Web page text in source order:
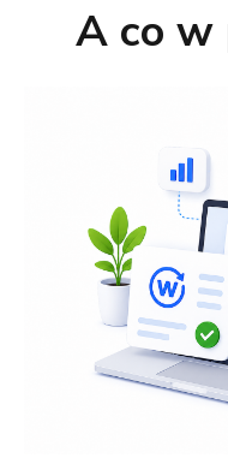
A co w